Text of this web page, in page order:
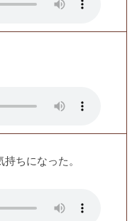
ちになった。